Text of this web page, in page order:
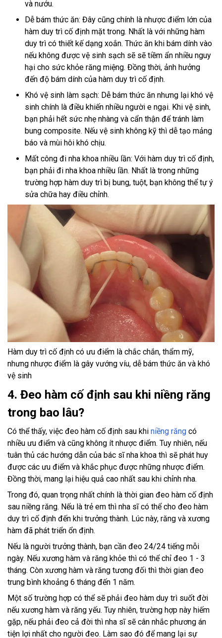
và nướu.
Dễ bám thức ăn: Đây cũng chính là nhược điểm lớn của
hàm duy trì cố định mặt trong. Nhất là với những hàm
duy trì có thiết kế dạng xoắn. Thức ăn khi bám dính vào
nếu không được vệ sinh sạch sẽ sẽ tiềm ẩn nhiều nguy
hại cho sức khỏe răng miệng. Đồng thời, ảnh hưởng
đến độ bám dính của hàm duy trì cố định.
Khó vệ sinh làm sạch: Dễ bám thức ăn nhưng lại khó vệ
sinh chính là điều khiến nhiều người e ngại. Khi vệ sinh,
bạn phải hết sức nhẹ nhàng và cẩn thận để tránh làm
bung composite. Nếu vệ sinh không kỹ thì dễ tạo mảng
báo và mùi hôi khó chịu.
Mất công đi nha khoa nhiều lần: Với hàm duy trì cố định,
bạn phải đi nha khoa nhiều lần. Nhất là trong những
trường hợp hàm duy trì bị bung, tuột, bạn không thể tự ý
sửa chữa hay điều chỉnh.
Hàm duy trì cố định có ưu điểm là chắc chắn, thẩm mỹ,
nhưng nhược điểm là gây vướng víu, dễ bám thức ăn và khó
vệ sinh
4. Đeo hàm cố định sau khi niềng răng
trong bao lâu?
Có thể thấy, việc đeo hàm cố định sau khi niềng răng có
nhiều ưu điểm và cũng không ít nhược điểm. Tuy nhiên, nếu
tuân thủ các hướng dẫn của bác sĩ nha khoa thì sẽ phát huy
được các ưu điểm và khắc phục được những nhược điểm.
Đồng thời, mang lại hiệu quả cao nhất sau khi chỉnh nha.
Trong đó, quan trọng nhất chính là thời gian đeo hàm cố định
sau niềng răng. Nếu là trẻ em thì nha sĩ có thể cho đeo hàm
duy trì cố định đến khi trưởng thành. Lúc này, răng và xương
hàm đã phát triển ổn định.
Nếu là người trưởng thành, bạn cần đeo 24/24 tiếng mỗi
ngày. Nếu xương hàm và răng khỏe thì có thể chỉ đeo 1 - 3
tháng. Còn xương hàm và răng tương đối thì thời gian đeo
trung bình khoảng 6 tháng đến 1 năm.
Một số trường hợp có thể sẽ phải đeo hàm duy trì suốt đời
nếu xương hàm và răng yếu. Tuy nhiên, trường hợp này hiếm
gặp, nếu phải đeo cả đời thì nha sĩ sẽ cân nhắc phương án
tiện lợi nhất cho người đeo. Làm sao đó để mang lại sự